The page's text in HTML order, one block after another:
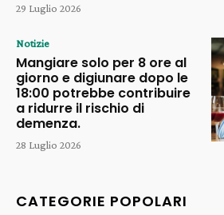
29 Luglio 2026
Notizie
Mangiare solo per 8 ore al
giorno e digiunare dopo le
18:00 potrebbe contribuire
a ridurre il rischio di
demenza.
28 Luglio 2026
CATEGORIE POPOLARI